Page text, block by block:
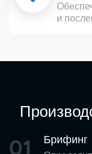
и
01 Брифинг